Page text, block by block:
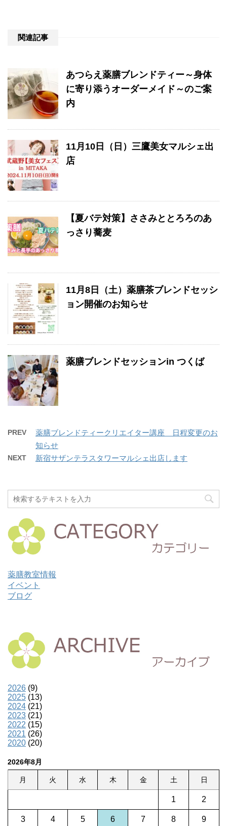
関連記事
あつらえ薬膳ブレンドティー～身体
に寄り添うオーダーメイド～のご案
内
11月10日（日）三鷹美女マルシェ出
店
【夏バテ対策】ささみととろろのあ
っさり蕎麦
11月8日（土）薬膳茶ブレンドセッシ
ョン開催のお知らせ
薬膳ブレンドセッションin つくば
PREV
薬膳ブレンドティークリエイター講座 日程変更のお
知らせ
NEXT 新宿サザンテラスタワーマルシェ出店します
薬膳教室情報
イベント
ブログ
2026 (9)
2025 (13)
2024 (21)
2023 (21)
2022 (15)
2021 (26)
2020 (20)
2026年8月
月 火 水 木 金 土 日
1 2
3 4 5 6 7 8 9